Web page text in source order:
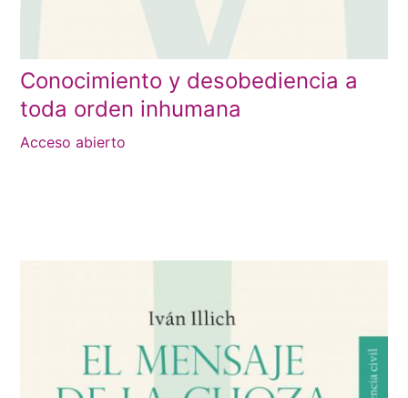
Conocimiento y desobediencia a
toda orden inhumana
Acceso abierto